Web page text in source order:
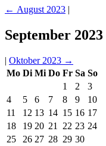
← August 2023 |
September 2023
| Oktober 2023 →
Mo Di Mi Do Fr Sa So
1
2
3
4
5 6 7 8 9
10
11
12 13 14 15 16 17
18
19 20 21 22 23 24
25
26 27 28 29 30